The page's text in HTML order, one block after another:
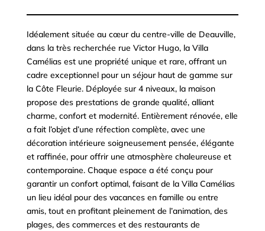
Idéalement située au cœur du centre-ville de Deauville,
dans la très recherchée rue Victor Hugo, la Villa
Camélias est une propriété unique et rare, offrant un
cadre exceptionnel pour un séjour haut de gamme sur
la Côte Fleurie. Déployée sur 4 niveaux, la maison
propose des prestations de grande qualité, alliant
charme, confort et modernité. Entièrement rénovée, elle
a fait l’objet d’une réfection complète, avec une
décoration intérieure soigneusement pensée, élégante
et raffinée, pour offrir une atmosphère chaleureuse et
contemporaine. Chaque espace a été conçu pour
garantir un confort optimal, faisant de la Villa Camélias
un lieu idéal pour des vacances en famille ou entre
amis, tout en profitant pleinement de l’animation, des
plages, des commerces et des restaurants de